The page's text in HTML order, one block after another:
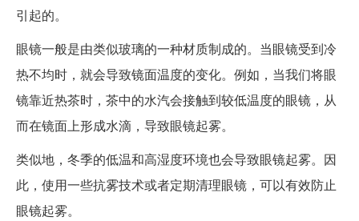
引起的。
眼镜一般是由类似玻璃的一种材质制成的。当眼镜受到冷
热不均时，就会导致镜面温度的变化。例如，当我们将眼
镜靠近热茶时，茶中的水汽会接触到较低温度的眼镜，从
而在镜面上形成水滴，导致眼镜起雾。
类似地，冬季的低温和高湿度环境也会导致眼镜起雾。因
此，使用一些抗雾技术或者定期清理眼镜，可以有效防止
眼镜起雾。